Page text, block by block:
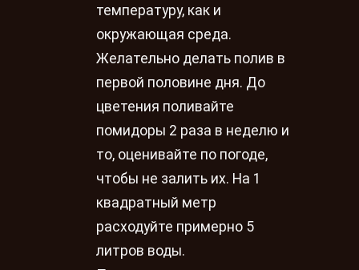
температуру, как и
окружающая среда.
Желательно делать полив в
первой половине дня. До
цветения поливайте
помидоры 2 раза в неделю и
то, оценивайте по погоде,
чтобы не залить их. На 1
квадратный метр
расходуйте примерно 5
литров воды.